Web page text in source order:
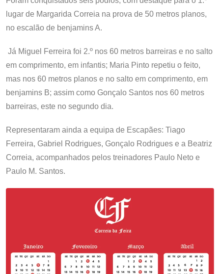
lugar de Margarida Correia na prova de 50 metros planos,
no escalão de benjamins A.
Já Miguel Ferreira foi 2.º nos 60 metros barreiras e no salto
em comprimento, em infantis; Maria Pinto repetiu o feito,
mas nos 60 metros planos e no salto em comprimento, em
benjamins B; assim como Gonçalo Santos nos 60 metros
barreiras, este no segundo dia.
Representaram ainda a equipa de Escapães: Tiago
Ferreira, Gabriel Rodrigues, Gonçalo Rodrigues e a Beatriz
Correia, acompanhados pelos treinadores Paulo Neto e
Paulo M. Santos.